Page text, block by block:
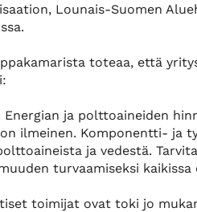
Lounais-Suomen
toteaa, että
ja polttoaineiden
ilmeinen. Komponentti- ja
ja vedestä.
turvaamiseksi kaikissa
toimijat ovat toki jo